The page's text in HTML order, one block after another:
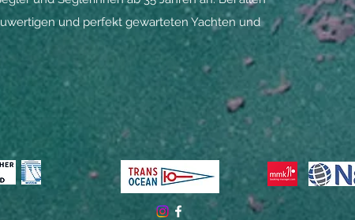
und perfekt gewarteten Yachten und